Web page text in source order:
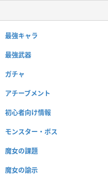
最強キャラ
最強武器
ガチャ
アチーブメント
初心者向け情報
モンスター・ボス
魔女の課題
魔女の諭示